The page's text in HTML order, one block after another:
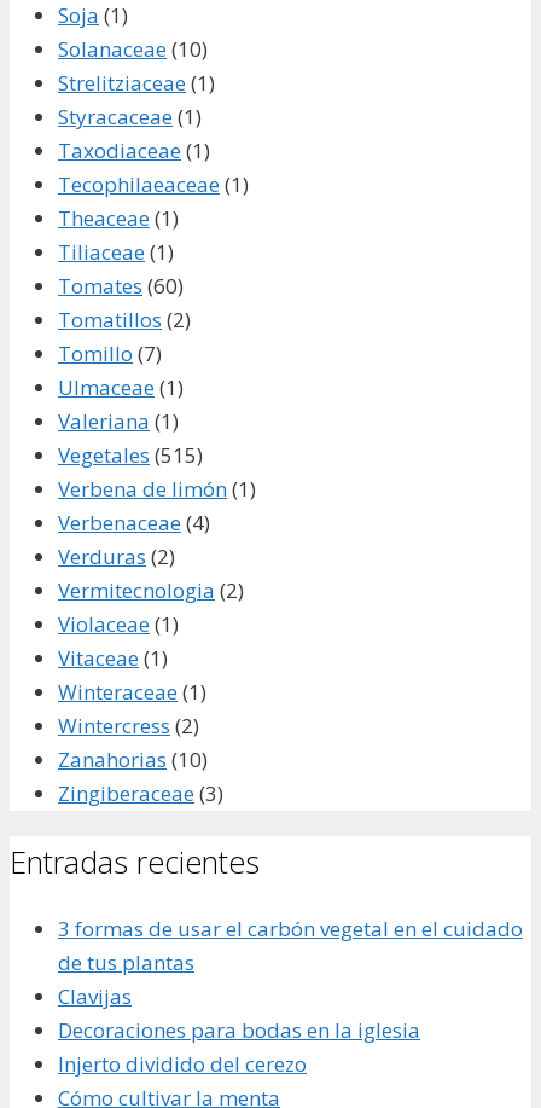
Soja (1)
Solanaceae(10)
Strelitziaceae(1)
Styracaceae(1)
Taxodiaceae(1)
Tecophilaeaceae(1)
Theaceae(1)
Tiliaceae(1)
Tomates (60)
Tomatillos (2)
Tomillo (7)
Ulmaceae(1)
Valeriana (1)
Vegetales (515)
Verbena de limón(1)
Verbenaceae(4)
Verduras (2)
Vermitecnologia (2)
Violaceae(1)
Vitaceae(1)
Winteraceae(1)
Wintercress (2)
Zanahorias (10)
Zingiberaceae(3)
Entradas recientes
3 formas de usar el carbón vegetal en el cuidado
de tus plantas
Clavijas
Decoraciones para bodas en la iglesia
Injerto dividido del cerezo
Cómo cultivar la menta